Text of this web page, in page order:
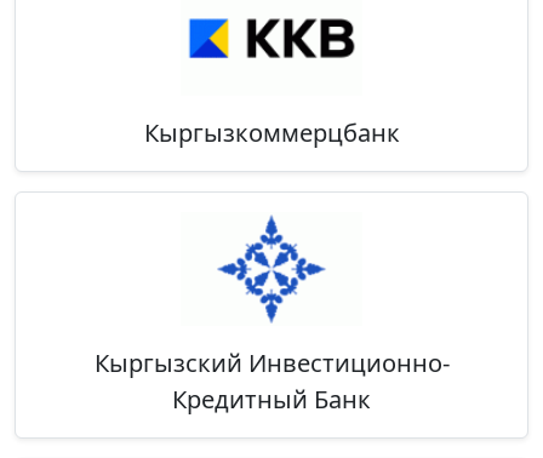
Кыргызкоммерцбанк
Кыргызский Инвестиционно-
Кредитный Банк